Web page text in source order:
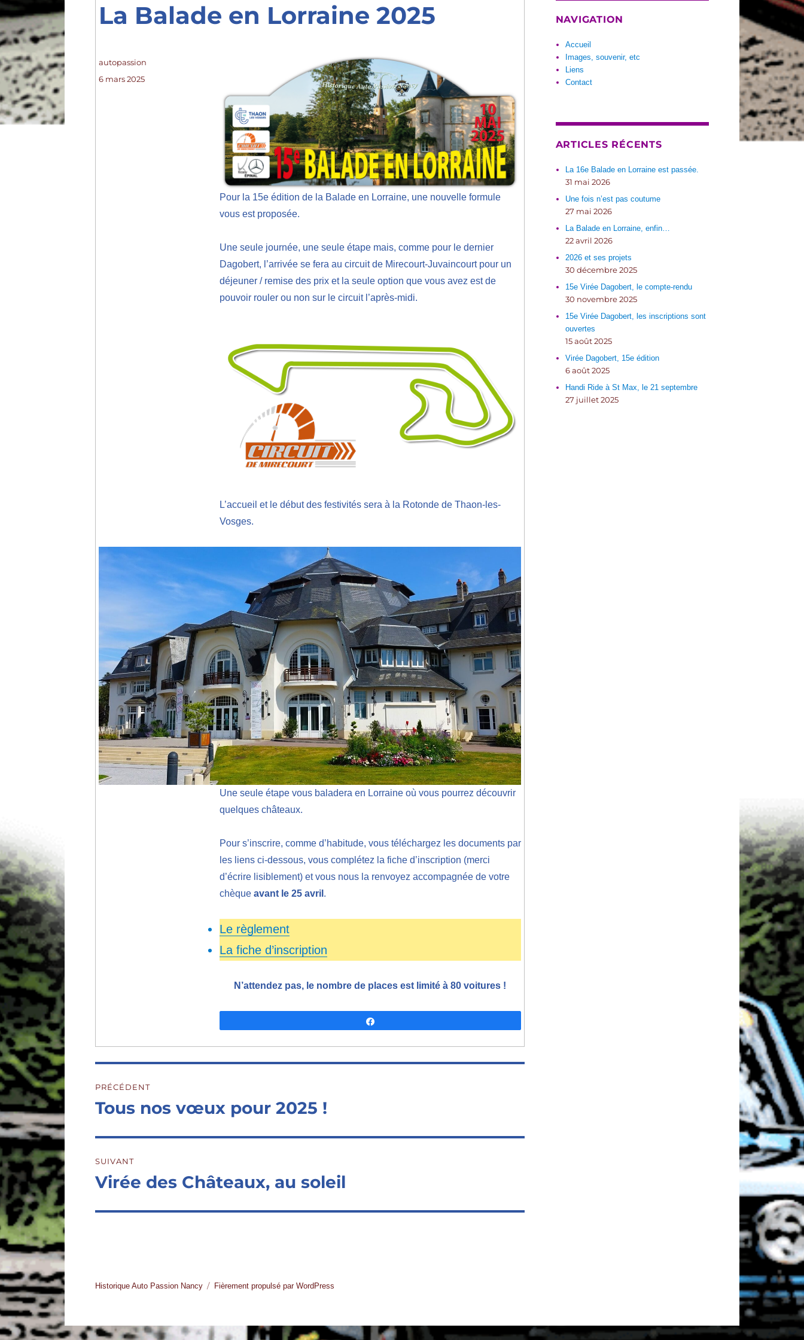
La Balade en Lorraine 2025
Pour la 15e édition de la Balade en Lorraine, une nouvelle formule
vous est proposée.
Une seule journée, une seule étape mais, comme pour le dernier
Dagobert, l’arrivée se fera au circuit de Mirecourt-Juvaincourt pour un
déjeuner / remise des prix et la seule option que vous avez est de
pouvoir rouler ou non sur le circuit l’après-midi.
L’accueil et le début des festivités sera à la Rotonde de Thaon-les-
Vosges.
Une seule étape vous baladera en Lorraine où vous pourrez découvrir
quelques châteaux.
Pour s’inscrire, comme d’habitude, vous téléchargez les documents par
les liens ci-dessous, vous complétez la fiche d’inscription (merci
d’écrire lisiblement) et vous nous la renvoyez accompagnée de votre
chèque avant le 25 avril .
Le règlement
La fiche d’inscription
N’attendez pas, le nombre de places est limité à 80 voitures !
Auteur
autopassion
Publié
6 mars 2025
de
PRÉCÉDENT
Publication
Tous nos vœux pour 2025 !
SUIVANT
Publication
Virée des Châteaux, au soleil
NAVIGATION
Accueil
Images, souvenir, etc
Liens
Contact
ARTICLES RÉCENTS
La 16e Balade en Lorraine est passée.
31 mai 2026
Une fois n’est pas coutume
27 mai 2026
La Balade en Lorraine, enfin…
22 avril 2026
2026 et ses projets
30 décembre 2025
15e Virée Dagobert, le compte-rendu
30 novembre 2025
15e Virée Dagobert, les inscriptions sont
ouvertes
15 août 2025
Virée Dagobert, 15e édition
6 août 2025
Handi Ride à St Max, le 21 septembre
27 juillet 2025
Historique Auto Passion Nancy Fièrement propulsé par WordPress